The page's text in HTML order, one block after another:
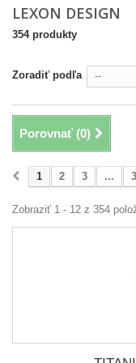
LEXON DESIGN
354 produkty
Zoradiť podľa --
Porovnať (0)
1 2 3 ...
Zobraziť 1 - 12 z 354